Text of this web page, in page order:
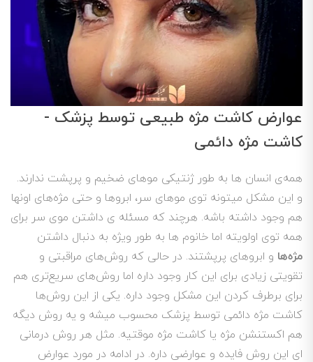
عوارض کاشت مژه طبیعی توسط پزشک -
کاشت مژه دائمی
​​​​همه‌ی انسان ها به طور ژنتیکی موهای ضخیم و پرپشت ندارند.
و این مشکل میتونه توی موهای سر، ابروها و حتی مژه‌های اونها
هم وجود داشته باشه. هرچند که مسئله‌ ی داشتن موی سر برای
همه توی اولویته اما خانوم ها به طور ویژه به دنبال داشتن
مژه‌ها و ابروهای پرپشتند. در حالی که روش‌های مراقبتی و
تقویتی زیادی برای این کار وجود داره اما روش‌های سریع‌تری هم
برای برطرف کردن این مشکل وجود داره. یکی از این روش‌ها
کاشت مژه دائمی توسط پزشک محسوب میشه و یه روش دیگه
هم اکستنشن مژه یا کاشت مژه موقتیه. مثل هر روش درمانی
ای این روش فایده و عوارضی داره. در ادامه در مورد عوارض